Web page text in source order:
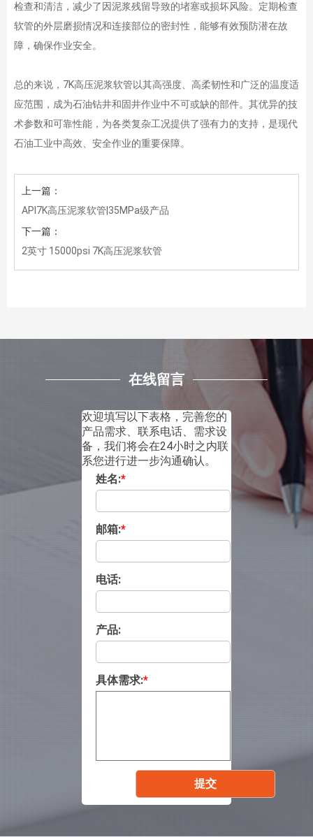
检查和清洁，减少了因泥浆残留导致的堵塞或损坏风险。定期检查
软管的外层磨损情况和连接部位的密封性，能够有效预防潜在故
障，确保作业安全。
总的来说，7K高压泥浆软管以其高强度、高柔韧性和广泛的温度适
应范围，成为石油钻井和固井作业中不可或缺的部件。其优异的技
术参数和可靠性能，为各类复杂工况提供了强有力的支持，是现代
石油工业中高效、安全作业的重要保障。
上一篇：
API7K高压泥浆软管|35MPa级产品
下一篇：
2英寸 15000psi 7K高压泥浆软管
在线留言
欢迎填写以下表格，完善您的
产品需求、联系电话、需求设
备，我们将会在24小时之内联
系您进行进一步沟通确认。
姓名:*
邮箱:*
电话:
产品:
具体需求:*